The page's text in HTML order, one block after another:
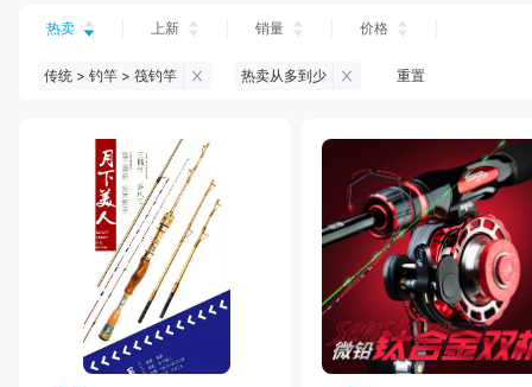
台钓仕挂 台钓钩
钓鱼伞 台钓服饰 台钓装备
黑坑浮漂 黑坑钓灯 黑坑网
黑坑饵料 马口竿 路亚竿 雷强竿
路亚装备 海钓轮 海钓线
热卖 上新 销量 价格
传统 > 钓竿 > 筏钓竿 热卖从多到少 重置